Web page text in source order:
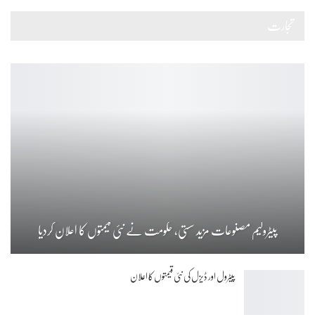
پیٹرولیم مصنوعات مزید سستی، حکومت نے نئی قیمتوں کا اعلان کردیا
پیٹرول اور ڈیزل کی نئی قیمتوں کا اعلان